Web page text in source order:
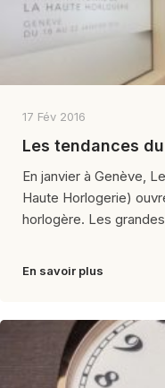
17 Fév 2016
Les tendances du
En janvier à Genève,
Haute Horlogerie)
horlogère. Les grandes
En savoir plus